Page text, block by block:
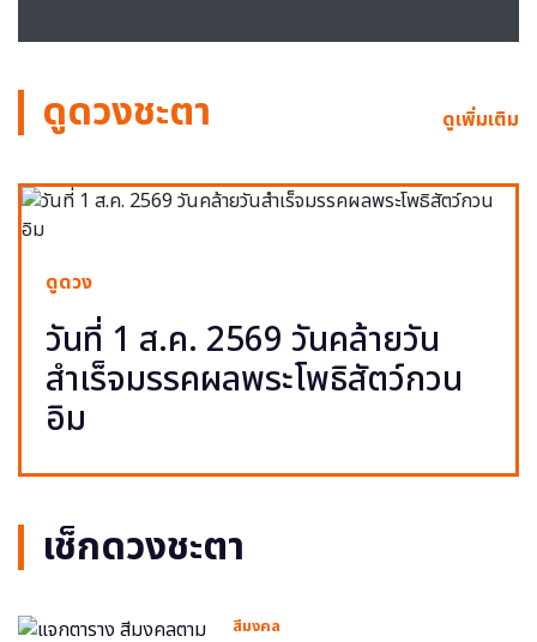
ดูดวงชะตา ดูเพิ่มเติม
ดูดวง
วันที่ 1 ส.ค. 2569 วันคล้ายวัน
สำเร็จมรรคผลพระโพธิสัตว์กวน
อิม
เช็กดวงชะตา
สีมงคล